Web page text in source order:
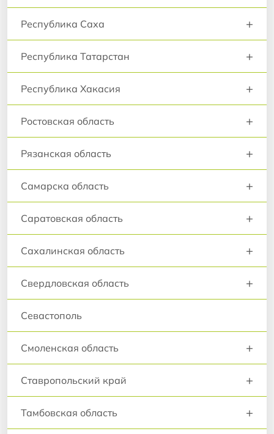
Республика Саха +
Республика Татарстан +
Республика Хакасия +
Ростовская область +
Рязанская область +
Самарска область +
Саратовская область +
Сахалинская область +
Свердловская область +
Севастополь
Смоленская область +
Ставропольский край +
Тамбовская область +